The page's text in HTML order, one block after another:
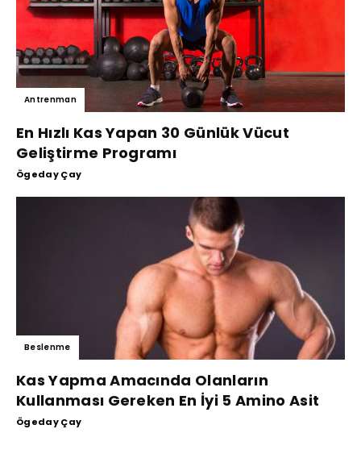
Antrenman
En Hızlı Kas Yapan 30 Günlük Vücut
Geliştirme Programı
Ögeday Çay
Beslenme
Kas Yapma Amacında Olanların
Kullanması Gereken En İyi 5 Amino Asit
Ögeday Çay